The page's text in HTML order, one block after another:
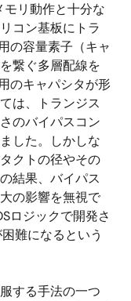
リ動作と十分な
コン基板にトラ
の容量素子（キャ
繋ぐ多層配線を
のキャパシタが形
は、トランジス
のバイパスコン
した。しかしな
クトの径やその
結果、バイパス
の影響を無視で
ロジックで開発さ
難になるという
する手法の一つ